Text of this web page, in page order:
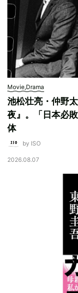
Movie,Drama
池松壮亮・仲野
夜』。「日本必
体
by ISO
2026.08.07